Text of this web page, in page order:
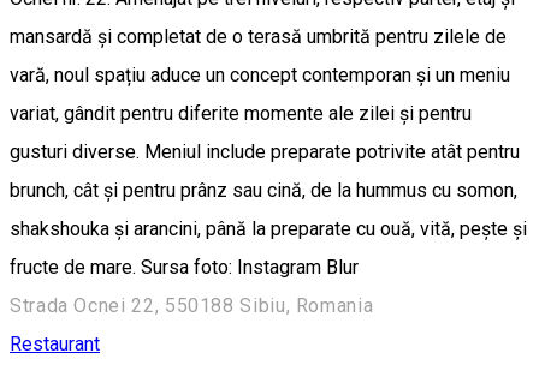
mansardă și completat de o terasă umbrită pentru zilele de
vară, noul spațiu aduce un concept contemporan și un meniu
variat, gândit pentru diferite momente ale zilei și pentru
gusturi diverse. Meniul include preparate potrivite atât pentru
brunch, cât și pentru prânz sau cină, de la hummus cu somon,
shakshouka și arancini, până la preparate cu ouă, vită, pește și
fructe de mare. Sursa foto: Instagram Blur
Strada Ocnei 22, 550188 Sibiu, Romania
Restaurant